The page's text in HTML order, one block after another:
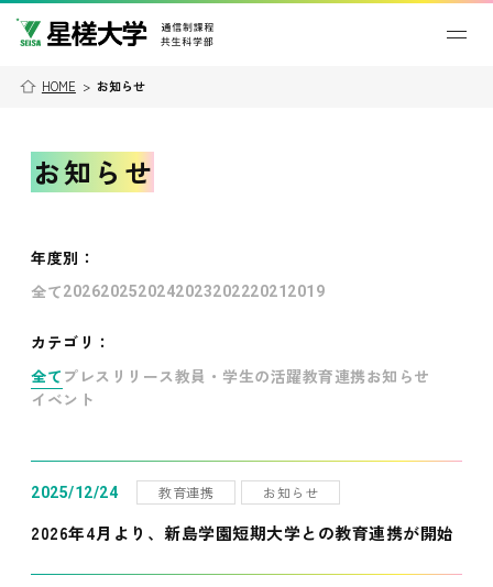
HOME > お知らせ
お知らせ
年度別 ：
全て202620252024202320222021 2019
カテゴリ：
全て プレスリリース教員・学生の活躍教育連携お知らせ
イベント
2025/12/24 教育連携 お知らせ
2026年4月より、新島学園短期大学との教育連携が開始